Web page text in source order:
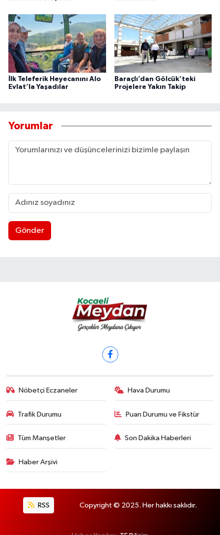
İlk Teleferik Heyecanını Alo
Evlat’la Yaşadılar
Baraçlı’dan Gölcük’teki
Projelere Yakın Takip
Yorumlar
Gönder
Nöbetçi Eczaneler Hava Durumu
Trafik Durumu Puan Durumu ve Fikstür
Tüm Manşetler Son Dakika Haberleri
Haber Arşivi
RSS Copyright © 2025. Her hakkı saklıdır.